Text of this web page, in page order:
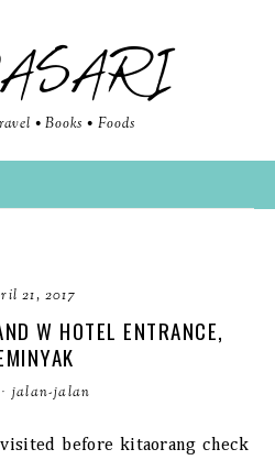
• Books • Foods
21, 2017
W HOTEL ENTRANCE,
· jalan-jalan
before kitaorang check